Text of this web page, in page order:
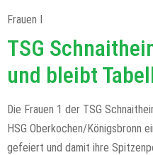
Frauen I
TSG
und bleibt
Die Frauen 1 der TSG
HSG Oberkochen/Königsbronn
gefeiert und damit ihre